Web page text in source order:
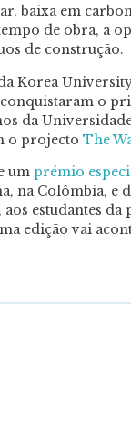
baixa em
de obra, a
de construção.
Korea
o
da
o projecto The
um prémio
na Colômbia, e
estudantes
edição vai